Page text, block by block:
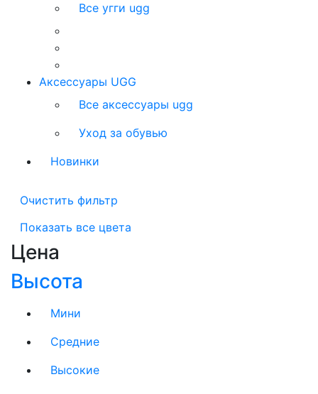
Все угги ugg
Аксессуары UGG
Все аксессуары ugg
Уход за обувью
Новинки
Очистить фильтр
Показать все цвета
Цена
Высота
Мини
Средние
Высокие